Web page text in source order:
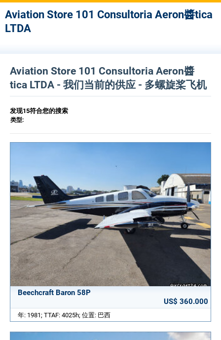
Aviation Store 101 Consultoria Aeron醬tica
LTDA
Aviation Store 101 Consultoria Aeron醬
tica LTDA - 我们当前的供应 - 多螺旋桨飞机
发现15符合您的搜索
类型:
Beechcraft Baron 58P
US$ 360.000
年: 1981; TTAF: 4025h; 位置: 巴西